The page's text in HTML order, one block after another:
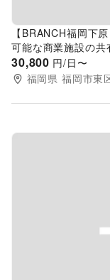
【BRANCH福岡下
可能な商業施設の共
30,800 円/日〜
福岡県 福岡市東
Previous